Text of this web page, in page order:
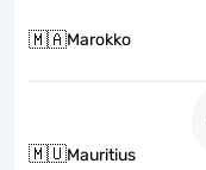
🇲🇦Marokko
🇲🇺Mauritius